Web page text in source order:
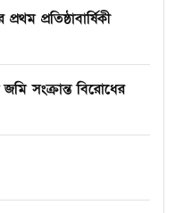
প্রতিষ্ঠাবার্ষিকী
সংক্রান্ত বিরোধের